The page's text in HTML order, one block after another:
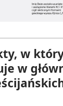
w
w